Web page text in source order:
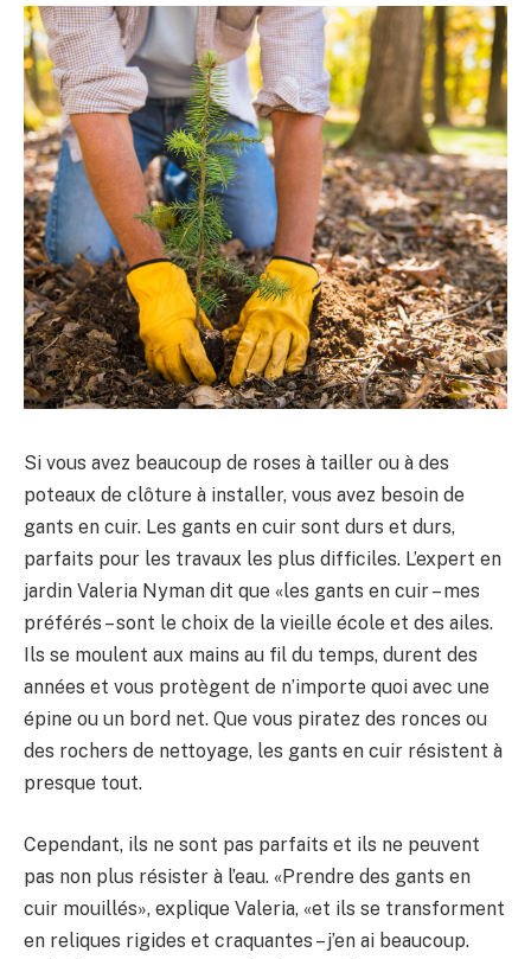
Si vous avez beaucoup de roses à tailler ou à des
poteaux de clôture à installer, vous avez besoin de
gants en cuir. Les gants en cuir sont durs et durs,
parfaits pour les travaux les plus difficiles. L’expert en
jardin Valeria Nyman dit que «les gants en cuir – mes
préférés – sont le choix de la vieille école et des ailes.
Ils se moulent aux mains au fil du temps, durent des
années et vous protègent de n’importe quoi avec une
épine ou un bord net. Que vous piratez des ronces ou
des rochers de nettoyage, les gants en cuir résistent à
presque tout.
Cependant, ils ne sont pas parfaits et ils ne peuvent
pas non plus résister à l’eau. «Prendre des gants en
cuir mouillés», explique Valeria, «et ils se transforment
en reliques rigides et craquantes – j’en ai beaucoup.